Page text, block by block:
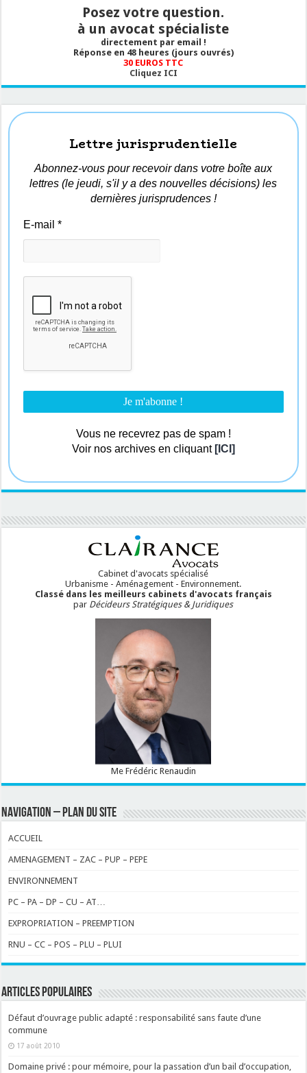
Posez votre question.
à un avocat spécialiste
directement par email !
Réponse en 48 heures (jours ouvrés)
30 EUROS TTC
Cliquez ICI
Lettre jurisprudentielle
Abonnez-vous pour recevoir dans votre boîte aux
lettres (le jeudi, s'il y a des nouvelles décisions) les
dernières jurisprudences !
E-mail*
Vous ne recevrez pas de spam !
Voir nos archives en cliquant [ICI]
Cabinet d'avocats spécialisé
Urbanisme - Aménagement - Environnement.
Classé dans les meilleurs cabinets d'avocats français
par Décideurs Stratégiques & Juridiques
Me Frédéric Renaudin
NAVIGATION – PLAN DU SITE
ACCUEIL
AMENAGEMENT – ZAC – PUP – PEPE
ENVIRONNEMENT
PC – PA – DP – CU – AT…
EXPROPRIATION – PREEMPTION
RNU – CC – POS – PLU – PLUI
ARTICLES POPULAIRES
Défaut d’ouvrage public adapté : responsabilité sans faute d’une
commune
17 août 2010
Domaine privé : pour mémoire, pour la passation d’un bail d’occupation,